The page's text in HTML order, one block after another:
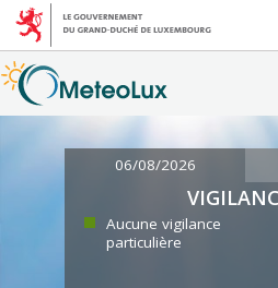
06/08/2026
Aucune vigilance
particulière